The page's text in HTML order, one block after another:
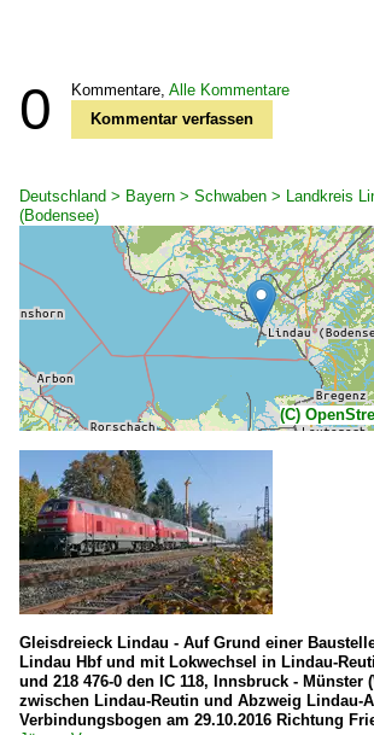
0 Kommentare, Alle Kommentare
Kommentar verfassen
Deutschland > Bayern > Schwaben > Landkreis
(Bodensee)
(C)
Gleisdreieck Lindau - Auf Grund einer
Lindau Hbf und mit Lokwechsel in Lindau-
und 218 476-0 den IC 118, Innsbruck - Münster
zwischen Lindau-Reutin und Abzweig Lindau-
Verbindungsbogen am 29.10.2016 Richtung